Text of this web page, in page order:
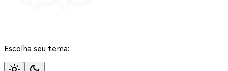
Escolha seu tema: